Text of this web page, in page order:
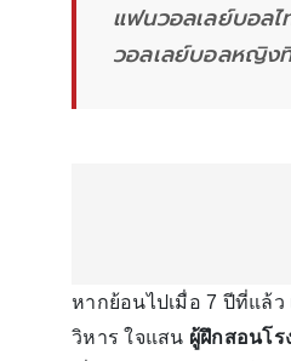
แฟนวอลเลย์บอล
วอลเลย์บอลหญิง
หากย้อนไปเมื่อ 7 ปีที่แล้ว
วิหาร ใจแสน ผู้ฝึกสอนโ